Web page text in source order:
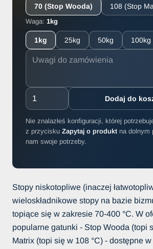
70 (Stop Wooda) 108 (Stop
Waga: 1kg
1kg 25kg 50kg 100kg
Dodaj do
Nie znalazłeś konfiguracji, której
z przycisku Zapytaj o produkt na dolnym
nam swoje potrzeby.
Stopy niskotopliwe (inaczej
wieloskładnikowe stopy na bazie
topiące się w zakresie 70-400 °C. W
popularne gatunki - Stop Wooda (topi
Matrix (topi się w 108 °C) - dostępne